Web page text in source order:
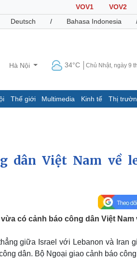
VOV1 VOV2
Deutsch / Bahasa Indonesia
Hà Nội 34°C Chủ Nhật, ngày 9
Thế giới Multimedia Kinh tế Thị
Dấu ấn VOV
Hồ sơ
Việt Nam
Thể thao
Lịch thi
eSports
Hậu
dân Việt Nam về
vừa có cảnh báo công dân Việt
giữa Israel với Lebanon và Iran
dân. Bộ Ngoại giao cảnh báo